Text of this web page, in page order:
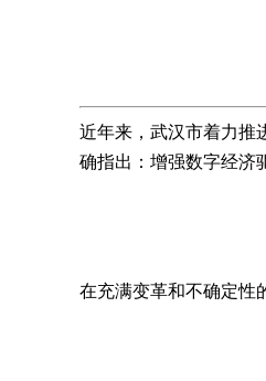
近年来，武汉市着力推
确指出：增强数字经济
在充满变革和不确定性